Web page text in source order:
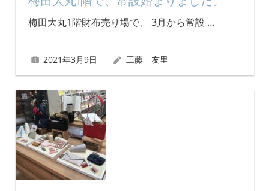
梅田大丸1階財布売り場で、 3月から常設 …
2021年3月9日 工藤 友里